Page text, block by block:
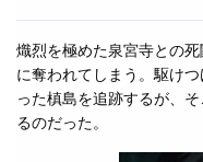
熾烈を極めた泉宮寺との
に奪われてしまう。駆け
った槙島を追跡するが、
るのだった。